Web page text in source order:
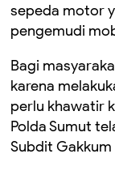
sepeda motor
pengemudi
Bagi
karena
perlu khawatir
Polda Sumut
Subdit Gakkum